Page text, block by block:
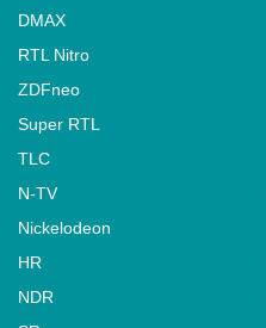
DMAX
RTL Nitro
ZDFneo
Super RTL
TLC
N-TV
Nickelodeon
HR
NDR